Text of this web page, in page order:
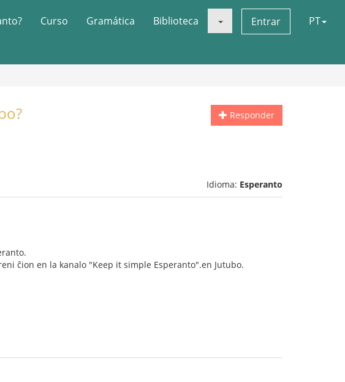
Curso Gramática Biblioteca Entrar PT
Responder
Idioma: Esperanto
ĉion en la kanalo "Keep it simple Esperanto".en Jutubo.